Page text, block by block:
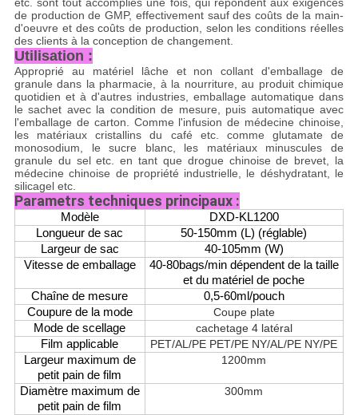
etc. sont tout accomplies une fois, qui répondent aux exigences
de production de GMP, effectivement sauf des coûts de la main-
d'oeuvre et des coûts de production, selon les conditions réelles
des clients à la conception de changement.
Utilisation :
Approprié au matériel lâche et non collant d'emballage de
granule dans la pharmacie, à la nourriture, au produit chimique
quotidien et à d'autres industries, emballage automatique dans
le sachet avec la condition de mesure, puis automatique avec
l'emballage de carton. Comme l'infusion de médecine chinoise,
les matériaux cristallins du café etc. comme glutamate de
monosodium, le sucre blanc, les matériaux minuscules de
granule du sel etc. en tant que drogue chinoise de brevet, la
médecine chinoise de propriété industrielle, le déshydratant, le
silicagel etc.
Parametrs techniques principaux :
Modèle
DXD-KL1200
Longueur de sac
50-150mm (L) (réglable)
Largeur de sac
40-105mm (W)
Vitesse de emballage
40-80bags/min dépendent de la taille
et du matériel de poche
Chaîne de mesure
0,5-60ml/pouch
Coupure de la mode
Coupe plate
Mode de scellage
cachetage 4 latéral
Film applicable
PET/AL/PE PET/PE NY/AL/PE NY/PE
Largeur maximum de
petit pain de film
1200mm
Diamètre maximum de
petit pain de film
300mm